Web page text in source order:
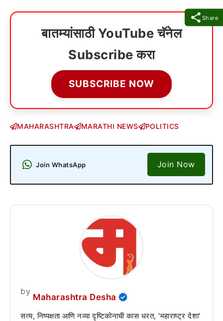
Share
बातम्यांसाठी YouTube चॅनेल
Subscribe करा
SUBSCRIBE NOW
MAHARASHTRA MARATHI NEWS POLITICS
Join WhatsApp Join Now
by
Maharashtra Desha
सत्य, निष्पक्षता आणि नव्या दृष्टिकोनाची कास धरत, 'महाराष्ट्र देशा'